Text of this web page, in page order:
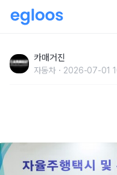
MOU 체결…미래 대비
카매거진
자동차 2026-07-01